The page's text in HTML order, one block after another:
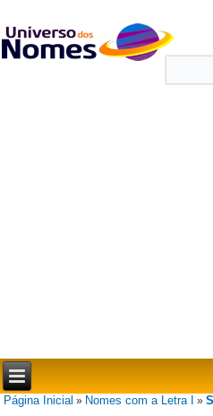
Página Inicial » Nomes com a Letra I »